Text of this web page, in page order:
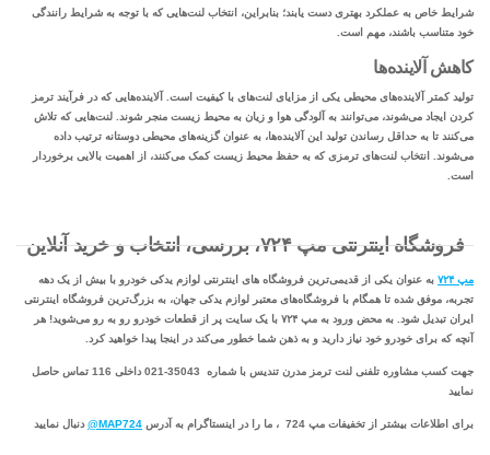
شرایط خاص به عملکرد بهتری دست یابند؛ بنابراین، انتخاب لنت‌هایی که با توجه به شرایط رانندگی
خود متناسب باشند، مهم است.
کاهش آلاینده‌ها
تولید کمتر آلاینده‌های محیطی یکی از مزایای لنت‌های با کیفیت است. آلاینده‌هایی که در فرآیند ترمز
کردن ایجاد می‌شوند، می‌توانند به آلودگی هوا و زیان به محیط زیست منجر شوند. لنت‌هایی که تلاش
می‌کنند تا به حداقل رساندن تولید این آلاینده‌ها، به عنوان گزینه‌های محیطی دوستانه ترتیب داده
می‌شوند. انتخاب لنت‌های ترمزی که به حفظ محیط زیست کمک می‌کنند، از اهمیت بالایی برخوردار
است.
فروشگاه اینترنتی مپ ۷۲۴، بررسی، انتخاب و خرید آنلاین
مپ ۷۲۴
به عنوان یکی از قدیمی‌ترین فروشگاه های اینترنتی لوازم یدکی خودرو با بیش از یک دهه
تجربه، موفق شده تا همگام با فروشگاه‌های معتبر لوازم یدکی جهان، به بزرگ‌ترین فروشگاه اینترنتی
ایران تبدیل شود. به محض ورود به مپ ۷۲۴ با یک سایت پر از قطعات خودرو رو به رو می‌شوید! هر
آنچه که برای خودرو خود نیاز دارید و به ذهن شما خطور می‌کند در اینجا پیدا خواهید کرد.
جهت کسب مشاوره تلفنی لنت ترمز مدرن تندیس با شماره 35043-021 داخلی 116 تماس حاصل
نمایید
برای اطلاعات بیشتر از تخفیفات مپ 724 ، ما را در اینستاگرام به آدرس MAP724@ دنبال نمایید